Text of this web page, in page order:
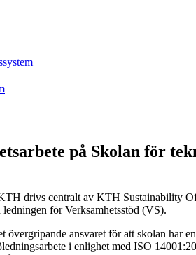
på Skolan för
drivs centralt av KTH Sustainability
för Verksamhetsstöd (VS).
övergripande ansvaret för att skolan har
i enlighet med ISO